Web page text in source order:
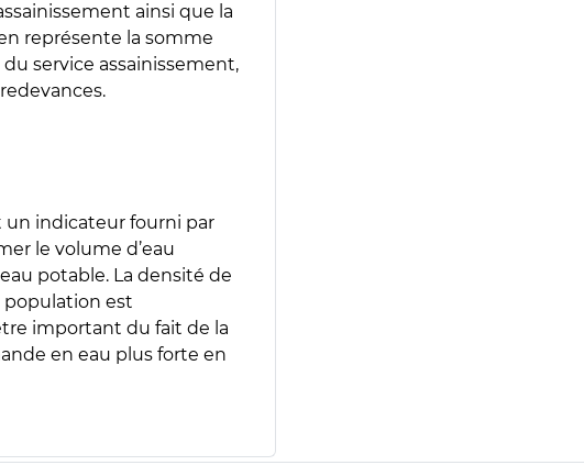
ainsi que la
représente la somme
service assainissement,
un indicateur fourni par
le volume d’eau
potable. La densité de
population est
important du fait de la
en eau plus forte en